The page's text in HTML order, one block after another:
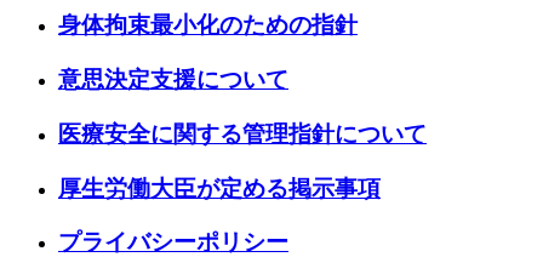
身体拘束最小化のための指針
意思決定支援について
医療安全に関する管理指針について
厚生労働大臣が定める掲示事項
プライバシーポリシー